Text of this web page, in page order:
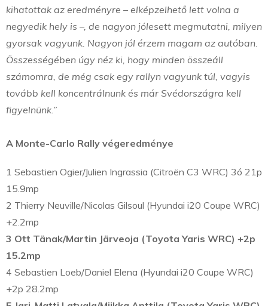
kihatottak az eredményre – elképzelhető lett volna a
negyedik hely is –, de nagyon jólesett megmutatni, milyen
gyorsak vagyunk. Nagyon jól érzem magam az autóban.
Összességében úgy néz ki, hogy minden összeáll
számomra, de még csak egy rallyn vagyunk túl, vagyis
tovább kell koncentrálnunk és már Svédországra kell
figyelnünk.”
A Monte-Carlo Rally végeredménye
1 Sebastien Ogier/Julien Ingrassia (Citroën C3 WRC) 3ó 21p
15.9mp
2 Thierry Neuville/Nicolas Gilsoul (Hyundai i20 Coupe WRC)
+2.2mp
3 Ott Tänak/Martin Järveoja (Toyota Yaris WRC) +2p
15.2mp
4 Sebastien Loeb/Daniel Elena (Hyundai i20 Coupe WRC)
+2p 28.2mp